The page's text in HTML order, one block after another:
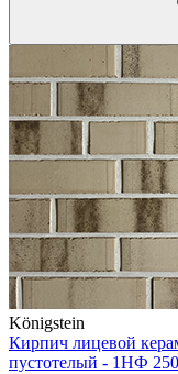
Königstein
Кирпич лицевой
пустотелый - 1НФ